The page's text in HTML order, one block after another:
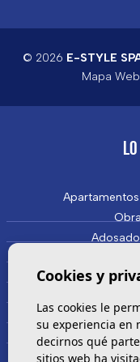
© 2026 E-STYLE
Mapa Web
Apartamentos
Villas y
Cookies y
Las cookies le
su experiencia en
decirnos qué
sitios web ha